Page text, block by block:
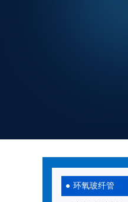
环氧玻纤管